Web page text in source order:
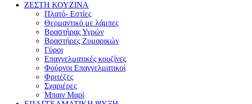
ΖΕΣΤΗ ΚΟΥΖΙΝΑ
Πλατό- Εστίες
Θερμαντικό με λάμπες
Βραστήρας Υγρών
Βραστήρες Ζυμαρικών
Γύροι
Επαγγελματικές κουζίνες
Φούρνοι Επαγγελματικοί
Φριτέζες
Σχαριέρες
Μπαιν Μαρί